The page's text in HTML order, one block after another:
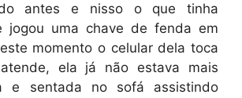
antes e nisso o que tinha
jogou uma chave de fenda em
momento o celular dela toca
ela já não estava mais
e sentada no sofá assistindo